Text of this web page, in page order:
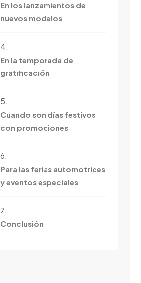
En los lanzamientos de
nuevos modelos
4.
En la temporada de
gratificación
5.
Cuando son días festivos
con promociones
6.
Para las ferias automotrices
y eventos especiales
7.
Conclusión